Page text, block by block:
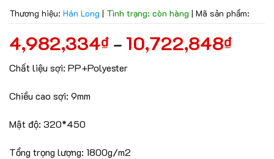
Thương hiệu: Hán Long | Tình trạng: còn hàng | Mã sản phẩm:
4,982,334₫ – 10,722,848₫
Chất liệu sợi: PP+Polyester
Chiều cao sợi: 9mm
Mật độ: 320*450
Tổng trọng lượng: 1800g/m2